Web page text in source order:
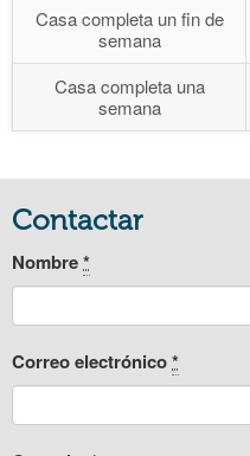
Casa completa un fin de
semana
Casa completa una
semana
Contactar
Nombre*
Correo electrónico*